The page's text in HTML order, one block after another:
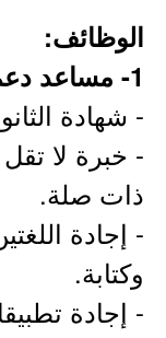
الوظائف:
1- مساعد دعم مبيعات أول (الرياض):
- شهادة
ذات صلة.
- إجادة
وكتابة.
- إجادة